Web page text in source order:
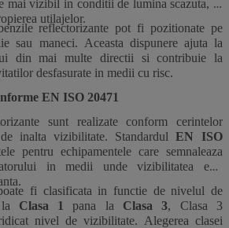
mai vizibil in conditii de lumina scazuta, in
utilajelor.
reflectorizante pot fi pozitionate pe
sau maneci. Aceasta dispunere ajuta la
din mai multe directii si contribuie la
desfasurate in medii cu risc.
EN ISO 20471
sunt realizate conform cerintelor
inalta vizibilitate. Standardul EN ISO
pentru echipamentele care semnaleaza
in medii unde vizibilitatea este
fi clasificata in functie de nivelul de
Clasa 1 pana la Clasa 3, Clasa 3
nivel de vizibilitate. Alegerea clasei